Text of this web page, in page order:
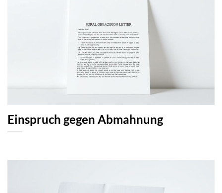
Einspruch gegen Abmahnung